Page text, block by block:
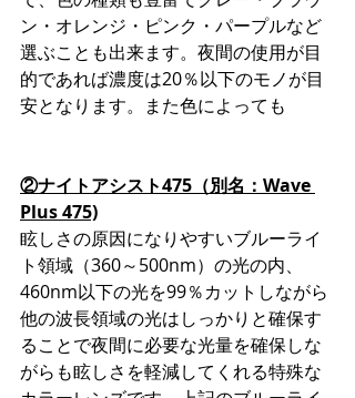
ン・オレンジ・ピンク・パープルなど
選ぶことも出来ます。夜間の使用が目
的であれば濃度は20％以下のモノが目
安となります。また色によっても
②ナイトアシスト475（別名：Wave
Plus 475)
眩しさの原因になりやすいブルーライ
ト領域（360～500nm）の光の内、
460nm以下の光を99％カットしながら
他の波長領域の光はしっかりと確保す
ることで夜間に必要な光量を確保しな
がらも眩しさを軽減してくれる特殊な